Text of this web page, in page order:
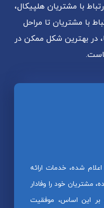
با مشتریان هلپیکال،
با مشتریان تا مراحل
در بهترین شکل ممکن در
شده، خدمات ارائه
خود را وفادار
این اساس، موفقیت